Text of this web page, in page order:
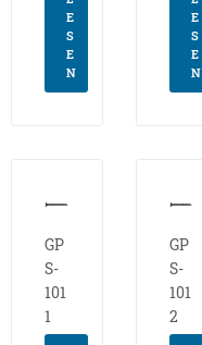
E
S
E
N
E
S
E
N
GP
S-
101
1
GP
S-
101
2